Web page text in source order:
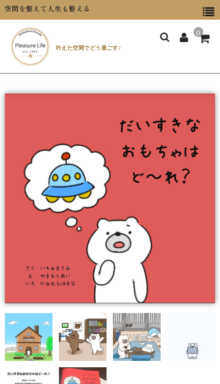
空間を整えて人生も整える
叶えた空間でどう過ごす♪
0
マインド整理
おすすめ商品
お問い合せ